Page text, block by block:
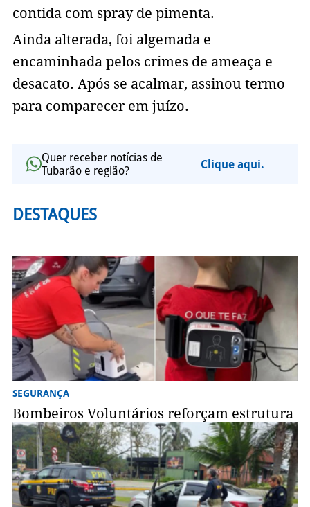
contida com spray de pimenta.
Ainda alterada, foi algemada e
encaminhada pelos crimes de ameaça e
desacato. Após se acalmar, assinou termo
para comparecer em juízo.
Quer receber notícias de
Tubarão e região?
Clique aqui.
DESTAQUES
SEGURANÇA
Bombeiros Voluntários reforçam estrutura